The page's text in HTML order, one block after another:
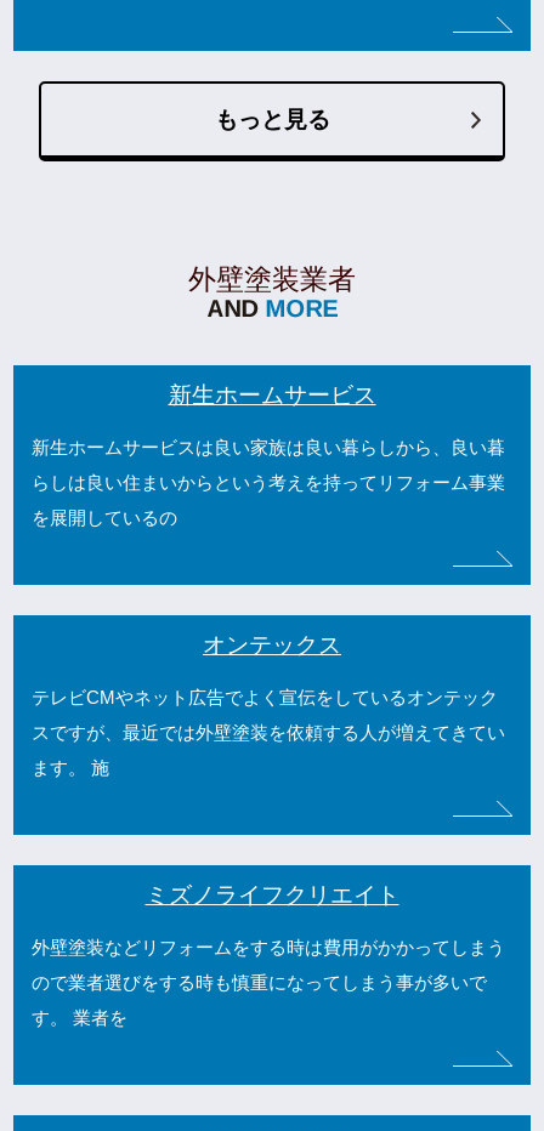
もっと見る
外壁塗装業者
新生ホームサービス
新生ホームサービスは良い家族は良い暮らしから、良い暮
らしは良い住まいからという考えを持ってリフォーム事業
を展開しているの
オンテックス
テレビCMやネット広告でよく宣伝をしているオンテック
スですが、最近では外壁塗装を依頼する人が増えてきてい
ます。 施
ミズノライフクリエイト
外壁塗装などリフォームをする時は費用がかかってしまう
ので業者選びをする時も慎重になってしまう事が多いで
す。 業者を